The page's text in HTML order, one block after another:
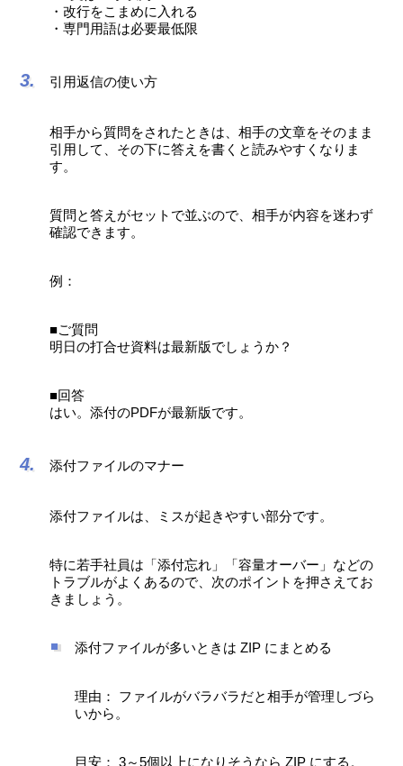
・改行をこまめに入れる
・専門用語は必要最低限
引用返信の使い方
相手から質問をされたときは、相手の文章をそのまま
引用して、その下に答えを書くと読みやすくなりま
す。
質問と答えがセットで並ぶので、相手が内容を迷わず
確認できます。
例：
■ご質問
明日の打合せ資料は最新版でしょうか？
■回答
はい。添付のPDFが最新版です。
添付ファイルのマナー
添付ファイルは、ミスが起きやすい部分です。
特に若手社員は「添付忘れ」「容量オーバー」などの
トラブルがよくあるので、次のポイントを押さえてお
きましょう。
添付ファイルが多いときは ZIP にまとめる
理由： ファイルがバラバラだと相手が管理しづら
いから。
目安： 3～5個以上になりそうなら ZIP にする。